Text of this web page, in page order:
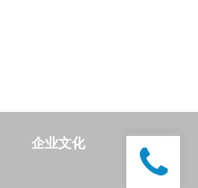
企业文化